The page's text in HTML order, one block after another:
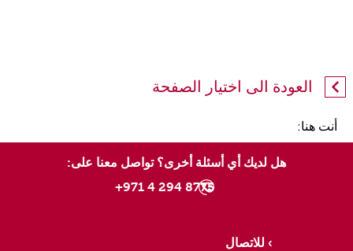
العودة الى اختيار الصفحة
أنت هنا:
هل لديك أي أسئلة أخرى؟ تواصل معنا على:
8775 294 4 971+
للاتصال